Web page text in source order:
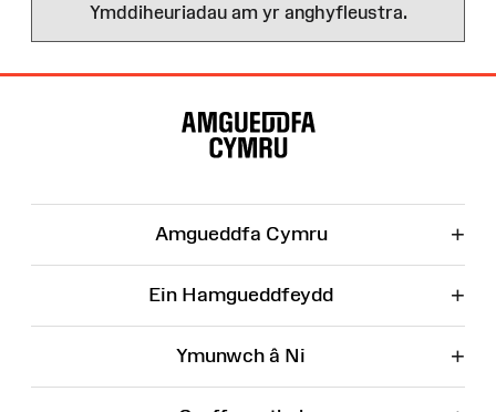
Ymddiheuriadau am yr anghyfleustra.
Amgueddfa Cymru +
Ein Hamgueddfeydd +
Ymunwch â Ni +